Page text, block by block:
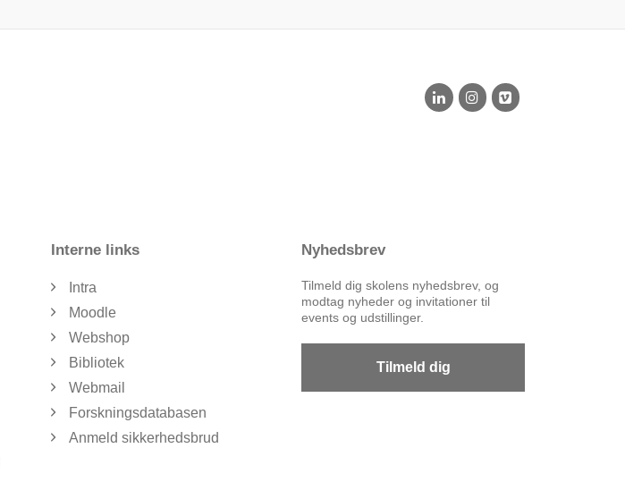
Interne links
Intra
Moodle
Webshop
Bibliotek
Webmail
Forskningsdatabasen
Anmeld sikkerhedsbrud
Nyhedsbrev
Tilmeld dig skolens nyhedsbrev, og
modtag nyheder og invitationer til
events og udstillinger.
Tilmeld dig